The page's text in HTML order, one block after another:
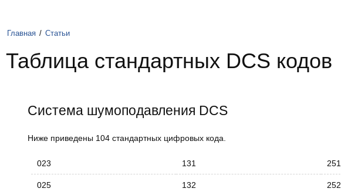
Главная / Статьи
Таблица стандартных DCS кодов
Система шумоподавления DCS
Ниже приведены 104 стандартных цифровых кода.
023 131 251
025 132 252